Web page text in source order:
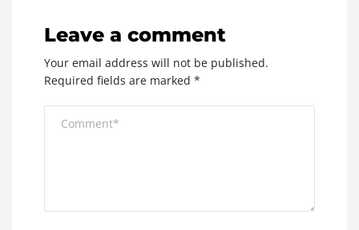
Leave a comment
Your email address will not be published.
Required fields are marked *